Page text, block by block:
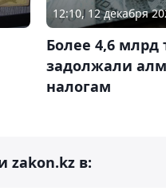
12:10, 12 декабря
Более 4,6 млрд
задолжали
налогам
zakon.kz в: